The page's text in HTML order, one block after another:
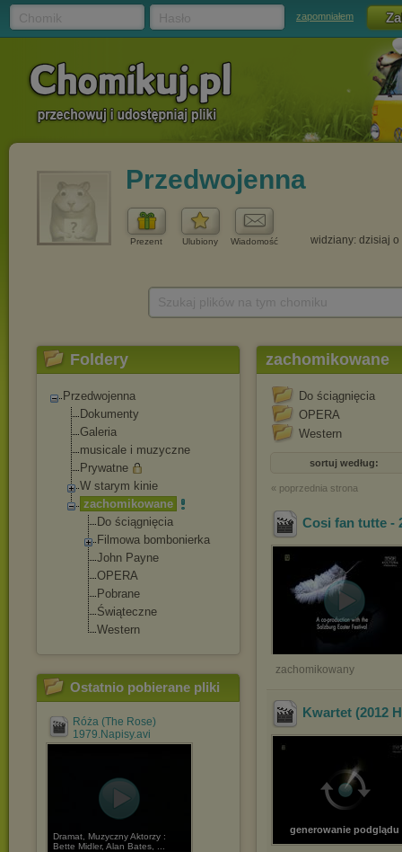
zapomniałem
Przedwojenna
Prezent Ulubiony Wiadomość widziany: dzisiaj o
Foldery
Przedwojenna
Dokumenty
Galeria
musicale i muzyczne
Prywatne
W starym kinie
zachomikowane
Do ściągnięcia
Filmowa bombonierka
John Payne
OPERA
Pobrane
Świąteczne
Western
Ostatnio pobierane pliki
Róża (The Rose)
1979.Napisy.avi
Dramat, Muzyczny Aktorzy :
Bette Midler, Alan Bates, ...
zachomikowane
Do ściągnięcia
OPERA
Western
sortuj według:
« poprzednia strona
Cosi fan tutte -
zachomikowany
Kwartet (2012
generowanie podglądu